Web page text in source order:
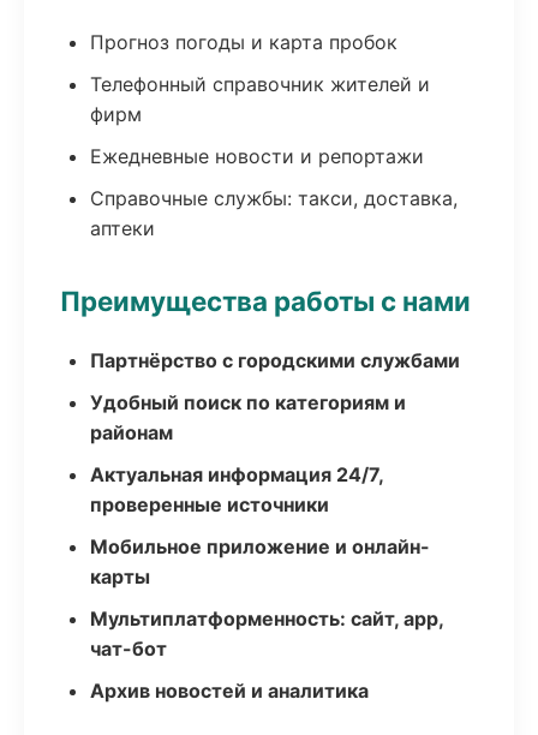
Прогноз погоды и карта пробок
Телефонный справочник жителей и
фирм
Ежедневные новости и репортажи
Справочные службы: такси, доставка,
аптеки
Преимущества работы с нами
Партнёрство с городскими службами
Удобный поиск по категориям и
районам
Актуальная информация 24/7,
проверенные источники
Мобильное приложение и онлайн-
карты
Мультиплатформенность: сайт, app,
чат-бот
Архив новостей и аналитика